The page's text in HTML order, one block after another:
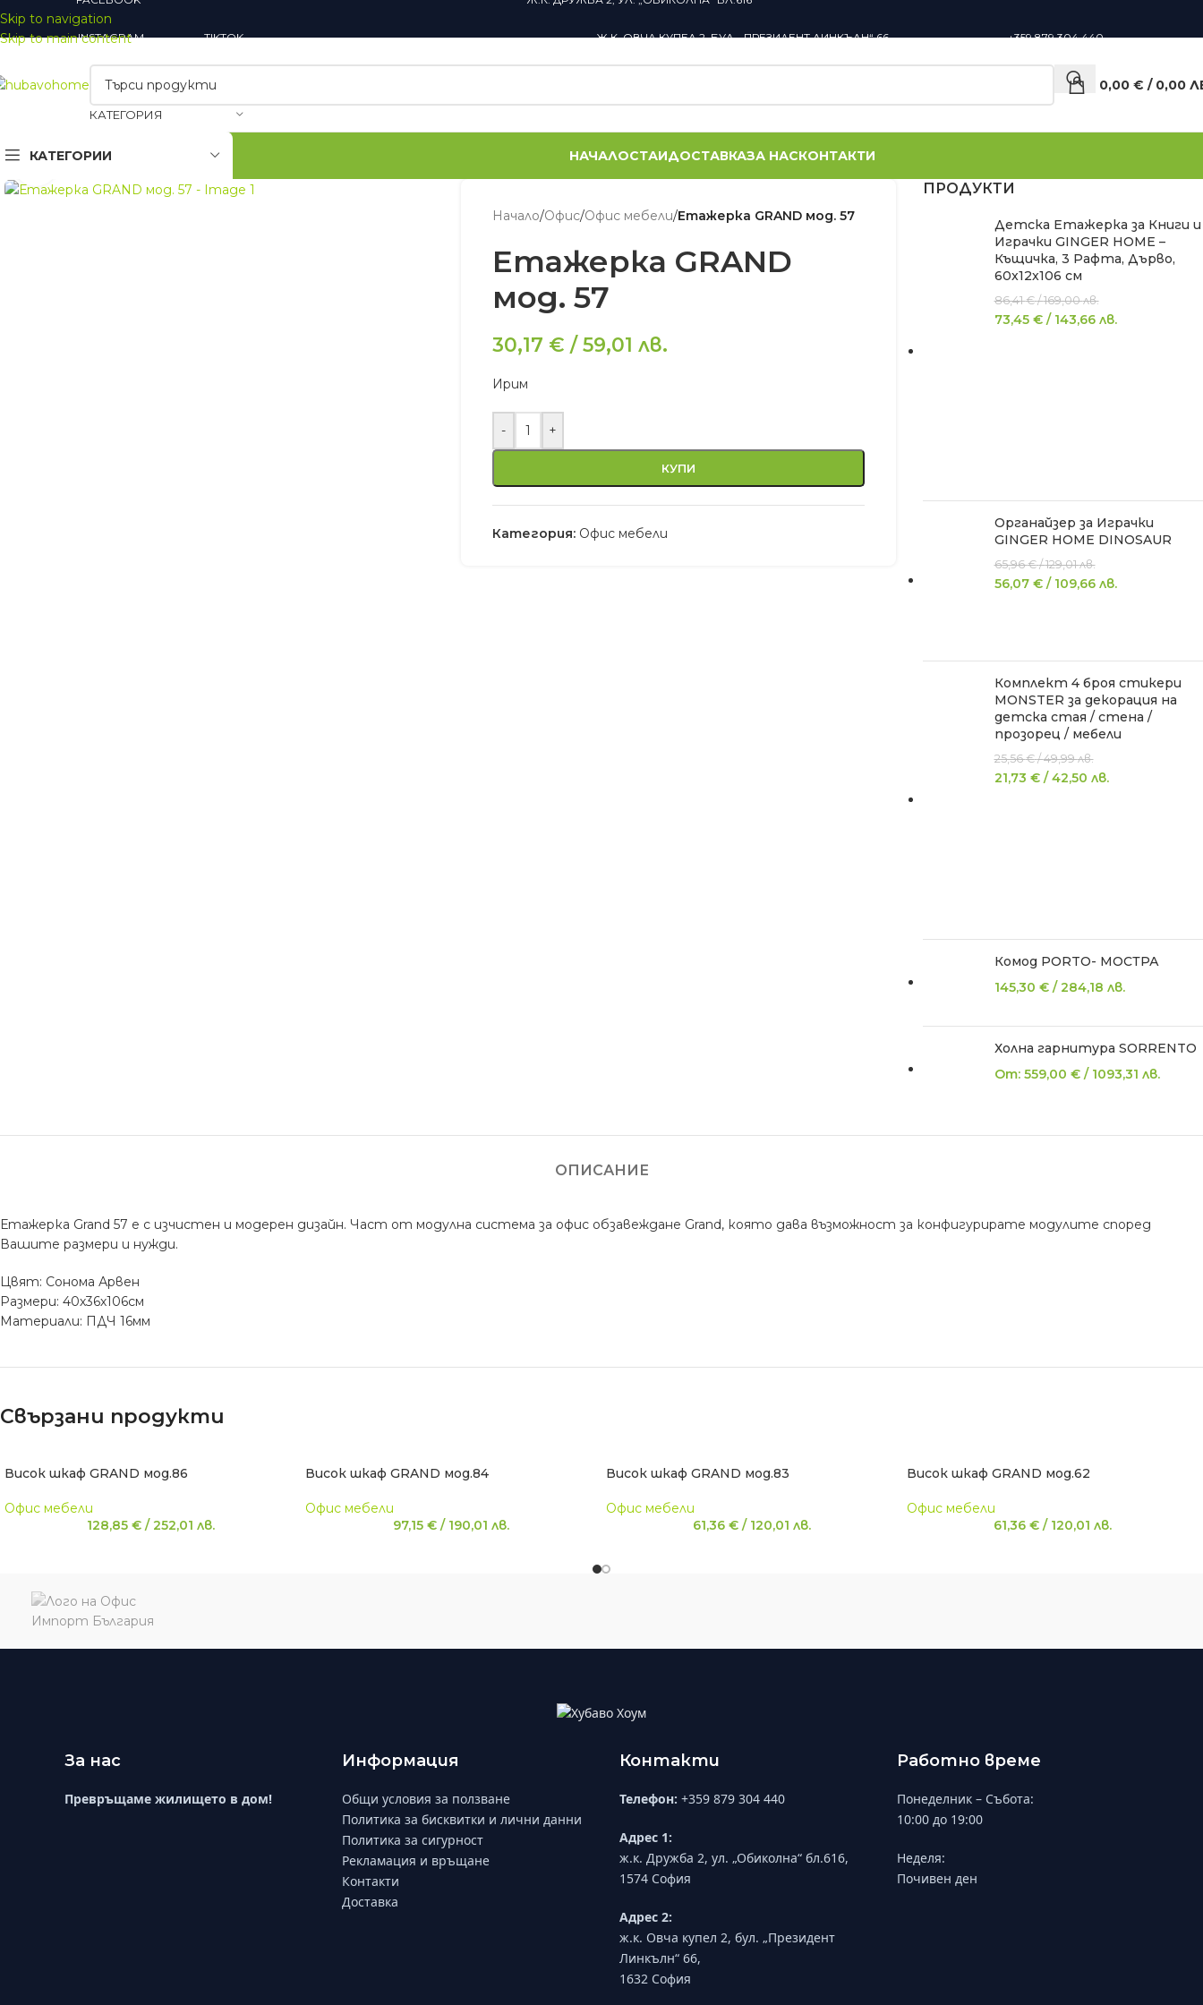
Skip to navigation
Skip to main content
INSTAGRAM TIKTOK Ж.К. ОВЧА КУПЕЛ 2, БУЛ. „ПРЕЗИДЕНТ ЛИНКЪЛН“ 66, +359 879 304 440
КАТЕГОРИЯ
0,00 € / 0,00
КАТЕГОРИИ НАЧАЛОСТАИДОСТАВКАЗА НАСКОНТАКТИ
Увеличи
Начало/Офис/Офис мебели/Етажерка GRAND мод. 57
Етажерка GRAND
мод. 57
30,17 € /59,01лв.
Ирим
- +
КУПИ
Категория: Офис мебели
ПРОДУКТИ
Детска Етажерка за Книги и
Играчки GINGER HOME –
Къщичка, 3 Рафта, Дърво,
60x12x106 см
86,41€ /169,00лв.
73,45 € / 143,66 лв.
Органайзер за Играчки
GINGER HOME DINOSAUR
65,96€ /129,01лв.
56,07 € / 109,66 лв.
Комплект 4 броя стикери
MONSTER за декорация на
детска стая / стена /
прозорец / мебели
25,56€ /49,99лв.
21,73 € /42,50 лв.
Комод PORTO- МОСТРА
145,30 € /284,18 лв.
Холна гарнитура SORRENTO
От: 559,00 € / 1093,31 лв.
ОПИСАНИЕ
Етажерка Grand 57 е с изчистен и модерен дизайн. Част от модулна система за офис обзавеждане Grand, която дава възможност за конфигурирате модулите според
Вашите размери и нужди.
Цвят: Сонома Арвен
Размери: 40х36х106см
Материали: ПДЧ 16мм
Свързани продукти
Висок шкаф GRAND мод.86
Офис мебели
128,85 € /252,01 лв.
Висок шкаф GRAND мод.84
Офис мебели
97,15 € / 190,01 лв.
Висок шкаф GRAND мод.83
Офис мебели
61,36 € / 120,01 лв.
Висок шкаф GRAND мод.62
Офис мебели
61,36 € / 120,01 лв.
За нас
Превръщаме жилището в дом!
Информация
Общи условия за ползване
Политика за бисквитки и лични данни
Политика за сигурност
Рекламация и връщане
Контакти
Доставка
Контакти
Телефон: +359 879 304 440
Адрес 1:
ж.к. Дружба 2, ул. „Обиколна“ бл.616,
1574 София
Адрес 2:
ж.к. Овча купел 2, бул. „Президент
Линкълн“ 66,
1632 София
Работно време
Понеделник – Събота:
10:00 до 19:00
Неделя:
Почивен ден